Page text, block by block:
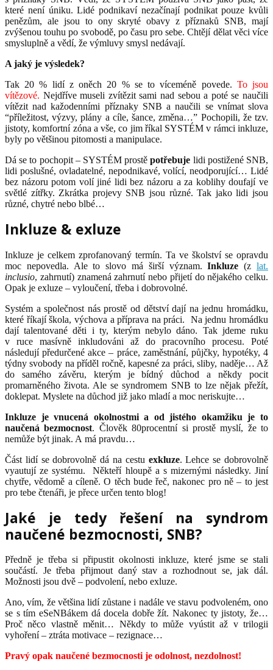
které není úniku. Lidé podnikaví nezačínají podnikat pouze kvůli
penězům, ale jsou to ony skryté obavy z příznaků SNB, mají
zvýšenou touhu po svobodě, po času pro sebe. Chtějí dělat věci více
smysluplně a vědí, že výmluvy smysl nedávají.
A jaký je výsledek?
Tak 20 % lidí z oněch 20 % se to víceméně povede. To jsou
vítězové. Nejdříve museli zvítězit sami nad sebou a poté se naučili
vítězit nad kažodenními příznaky SNB a naučili se vnímat slova
“příležitost, výzvy, plány a cíle, šance, změna…” Pochopili, že tzv.
jistoty, komfortní zóna a vše, co jim říkal SYSTÉM v rámci inkluze,
byly po většinou pitomosti a manipulace.
Dá se to pochopit – SYSTÉM prostěpotřebuje lidi postižené SNB,
lidi poslušné, ovladatelné, nepodnikavé, volící, neodporující… Lidé
bez názoru potom volí jiné lidi bez názoru a za koblihy doufají ve
světlé zítřky. Zkrátka projevy SNB jsou různé. Tak jako lidi jsou
různé, chytré nebo blbé…
Inkluze & exluze
Inkluze je celkem zprofanovaný termín. Ta ve školství se opravdu
moc nepovedla. Ale to slovo má širší význam.Inkluze (zlat.
inclusio, zahrnutí) znamená zahrnutí nebo přijetí do nějakého celku.
Opak je exluze – vyloučení, třeba i dobrovolné.
Systém a společnost nás prostě od dětství dají na jednu hromádku,
které říkají škola, výchova a příprava na práci.
Na jednu hromádku
dají talentované děti i ty, kterým nebylo dáno. Tak jdeme ruku
v ruce masívně inkludováni až do pracovního procesu. Poté
následují předurčené akce – práce, zaměstnání, půjčky, hypotéky, 4
týdny svobody na příděl ročně, kapesné za práci, sliby, naděje… Až
do samého závěru, kterým je bídný důchod a někdy pocit
promarněného života. Ale se syndromem SNB to lze nějak přežít,
doklepat. Myslete na důchod již jako mladí a moc neriskujte…
Inkluze je vnucená okolnostmi a od jistého okamžiku je to
naučená bezmocnost. Člověk 80procentní si prostě myslí, že to
nemůže být jinak. A má pravdu…
Část lidí se dobrovolně dá na cestu exkluze. Lehce se dobrovolně
vyautují ze systému.
Někteří hloupě a s mizernými následky. Jiní
chytře, vědomě a cíleně. O těch bude řeč, nakonec pro ně – to jest
pro tebe čtenáři, je přece určen tento blog!
Jaké je tedy řešení na syndrom
naučené bezmocnosti, SNB?
Předně je třeba si připustit okolnosti inkluze, které jsme se stali
součástí. Je třeba přijmout daný stav a rozhodnout se, jak dál.
Možnosti jsou dvě – podvolení, nebo exluze.
Ano, vím, že většina lidí zůstane i nadále ve stavu podvoleném, ono
se s tím eSeNBákem dá docela dobře žít. Nakonec ty jistoty, že…
Proč něco vlastně měnit… Někdy to může vyústit až v trilogii
vyhoření – ztráta motivace – rezignace…
Pravý opak naučené bezmocnosti je odolnost, nezdolnost!